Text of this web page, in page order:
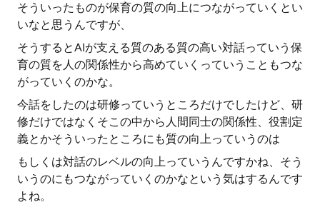
そういったものが保育の質の向上につながっていくとい
いなと思うんですが、
そうするとAIが支える質のある質の高い対話っていう保
育の質を人の関係性から高めていくっていうこともつな
がっていくのかな。
今話をしたのは研修っていうところだけでしたけど、研
修だけではなくそこの中から人間同士の関係性、役割定
義とかそういったところにも質の向上っていうのは
もしくは対話のレベルの向上っていうんですかね、そう
いうのにもつながっていくのかなという気はするんです
よね。